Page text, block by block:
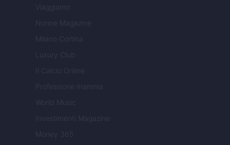
Viaggiamo
Nonne Magazine
Milano Cortina
Luxury Club
Il Calcio Online
Professione mamma
World Music
Investimenti Magazine
Money 365